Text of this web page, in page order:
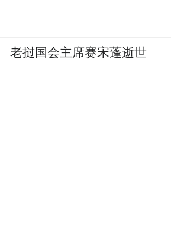
老挝国会主席赛宋蓬逝世